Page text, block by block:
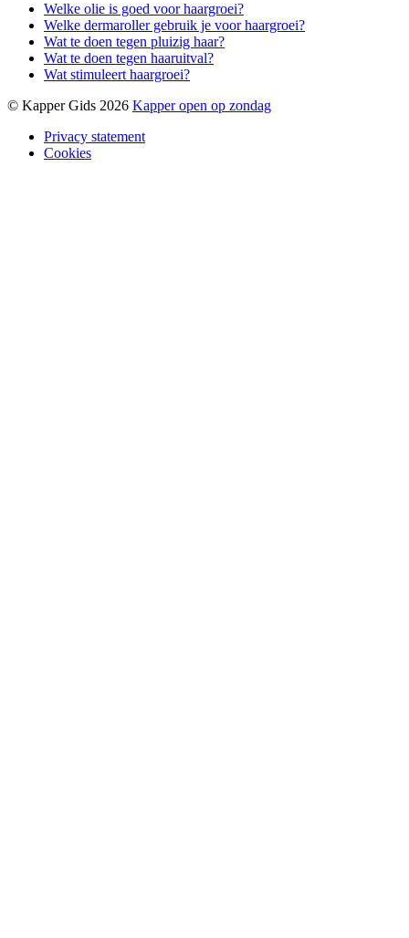
Welke olie is goed voor haargroei?
Welke dermaroller gebruik je voor haargroei?
Wat te doen tegen pluizig haar?
Wat te doen tegen haaruitval?
Wat stimuleert haargroei?
© Kapper Gids 2026 Kapper open op zondag
Privacy statement
Cookies